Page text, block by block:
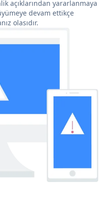
açıklarından yararlanmaya
devam ettikçe
olasıdır.